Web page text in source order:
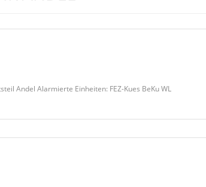
Andel Alarmierte Einheiten: FEZ-Kues BeKu WL